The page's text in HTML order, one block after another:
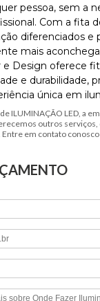
pessoa, sem a
Com a fita
diferenciados e
mais
e Design oferece
e durabilidade,
única em
ILUMINAÇÃO LED, a
outros serviços,
Entre em contato